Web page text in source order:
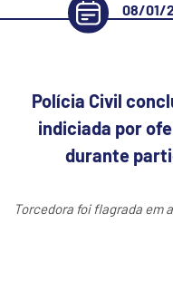
08/01/
Polícia Civil
indiciada por
durante
Torcedora foi flagrada em